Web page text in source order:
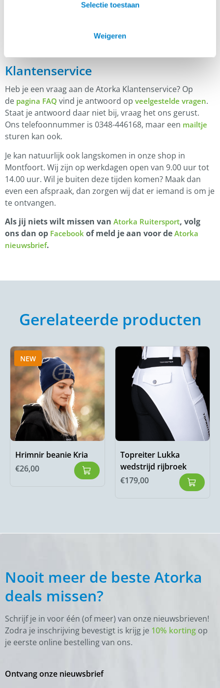
Selectie toestaan
Weigeren
hebben, kunnen een beoordeling schrijven.
Klantenservice
Heb je een vraag aan de Atorka Klantenservice? Op
de pagina FAQ vind je antwoord op veelgestelde vragen.
Staat je antwoord daar niet bij, vraag het ons gerust.
Ons telefoonnummer is 0348-446168, maar een mailtje
sturen kan ook.
Je kan natuurlijk ook langskomen in onze shop in
Montfoort. Wij zijn op werkdagen open van 9.00 uur tot
14.00 uur. Wil je buiten deze tijden komen? Maak dan
even een afspraak, dan zorgen wij dat er iemand is om je
te ontvangen.
Als jij niets wilt missen van Atorka Ruitersport, volg
ons dan op Facebook of meld je aan voor de Atorka
nieuwsbrief.
Gerelateerde producten
NEW
Hrimnir beanie Kria
€26,00
Topreiter Lukka
wedstrijd rijbroek
€179,00
Nooit meer de beste Atorka
deals missen?
Schrijf je in voor één (of meer) van onze nieuwsbrieven!
Zodra je inschrijving bevestigt is krijg je 10% korting op
je eerste online bestelling van ons.
Ontvang onze nieuwsbrief